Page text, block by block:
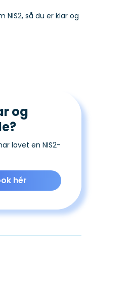
så du er klar og
og
lavet en NIS2-
hér